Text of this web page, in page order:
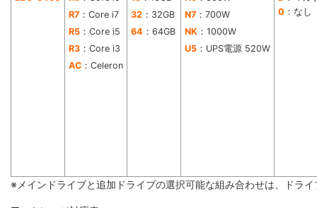
0 ：なし
R7 ：Core i7 32 ：32GB N7 ：700W
R5 ：Core i5 64 ：64GB NK ：1000W
R3 ：Core i3 U5 ：UPS電源 520W
AC ：Celeron
※メインドライブと追加ドライブの選択可能な組み合わせは、ドラ